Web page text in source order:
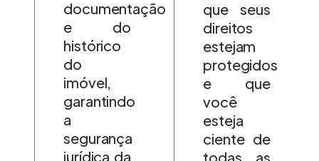
documentação
e do
histórico
do
imóvel,
garantindo
a
segurança
jurídica da
que seus
direitos
estejam
protegidos
e que
você
esteja
ciente de
todas as